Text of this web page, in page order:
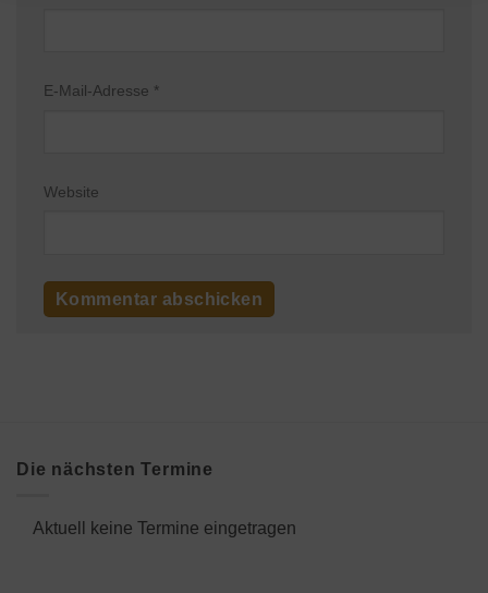
E-Mail-Adresse *
Website
Die nächsten Termine
Aktuell keine Termine eingetragen